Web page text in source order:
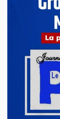
à une
Le Centre de
Mai 07, 2026